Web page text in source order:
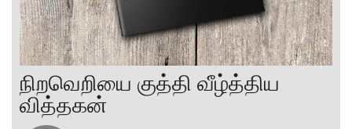
நிறவெறியை குத்தி வீழ்த்திய
வித்தகன்